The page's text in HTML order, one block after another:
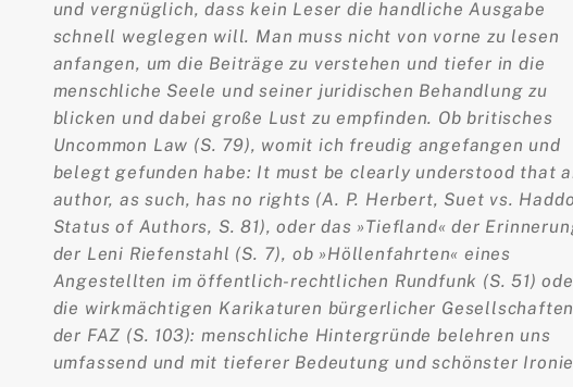
und vergnüglich, dass kein Leser die handliche Ausgabe
schnell weglegen will. Man muss nicht von vorne zu lesen
anfangen, um die Beiträge zu verstehen und tiefer in die
menschliche Seele und seiner juridischen Behandlung zu
blicken und dabei große Lust zu empfinden. Ob britisches
Uncommon Law (S. 79), womit ich freudig angefangen und
belegt gefunden habe: It must be clearly understood that
author, as such, has no rights (A. P. Herbert, Suet vs.
Status of Authors, S. 81), oder das »Tiefland« der
der Leni Riefenstahl (S. 7), ob »Höllenfahrten« eines
Angestellten im öffentlich-rechtlichen Rundfunk (S. 51)
die wirkmächtigen Karikaturen bürgerlicher
der FAZ (S. 103): menschliche Hintergründe belehren uns
umfassend und mit tieferer Bedeutung und schönster